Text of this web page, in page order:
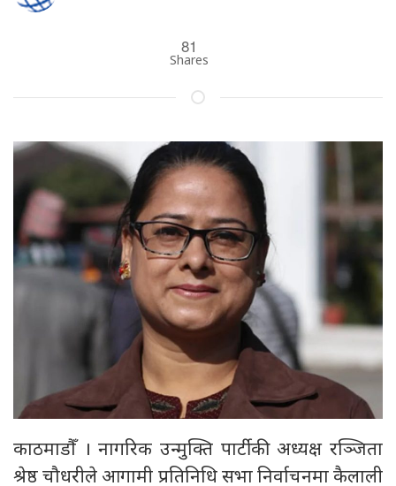
81
Shares
काठमाडौँ । नागरिक उन्मुक्ति पार्टीकी अध्यक्ष रञ्जिता
श्रेष्ठ चौधरीले आगामी प्रतिनिधि सभा निर्वाचनमा कैलाली